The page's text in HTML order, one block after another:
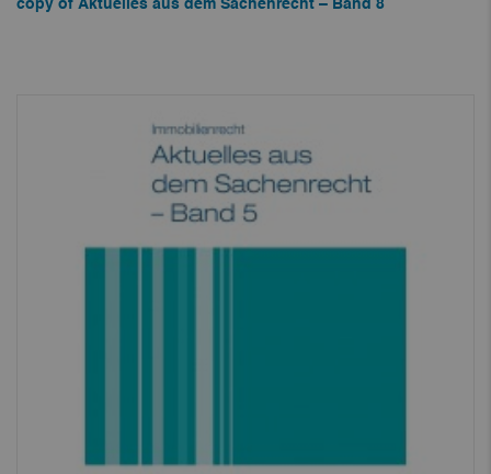
copy of Aktuelles aus dem Sachenrecht – Band 8